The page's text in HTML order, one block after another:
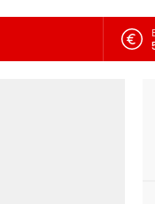
biri bebek 2